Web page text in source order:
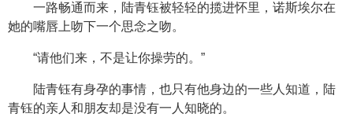
一路畅通而来，陆青钰被轻轻的揽进怀里，诺斯埃尔在
她的嘴唇上吻下一个思念之吻。
“请他们来，不是让你操劳的。”
陆青钰有身孕的事情，也只有他身边的一些人知道，陆
青钰的亲人和朋友却是没有一人知晓的。